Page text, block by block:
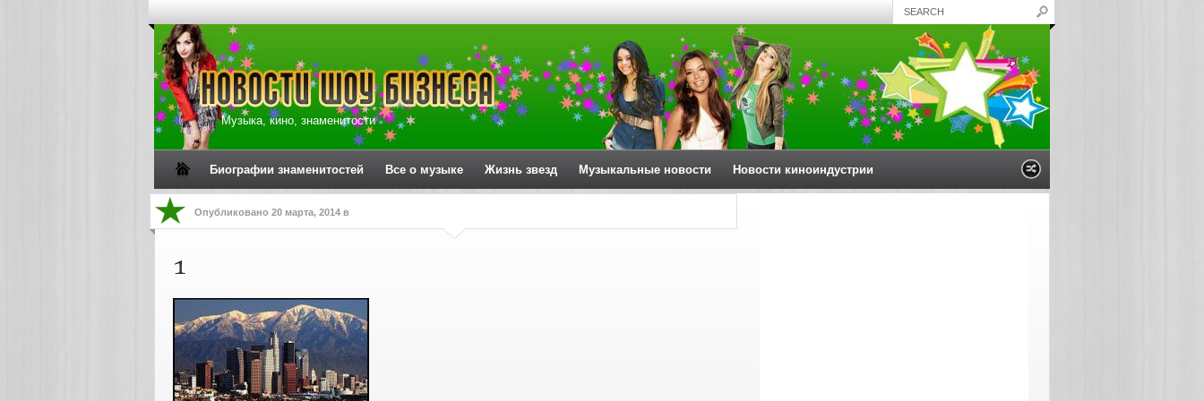
Музыка, кино, знаменитости
Биографии знаменитостей Все о музыке Жизнь звезд Музыкальные новости Новости киноиндустрии
Опубликовано 20 марта, 2014 в
1